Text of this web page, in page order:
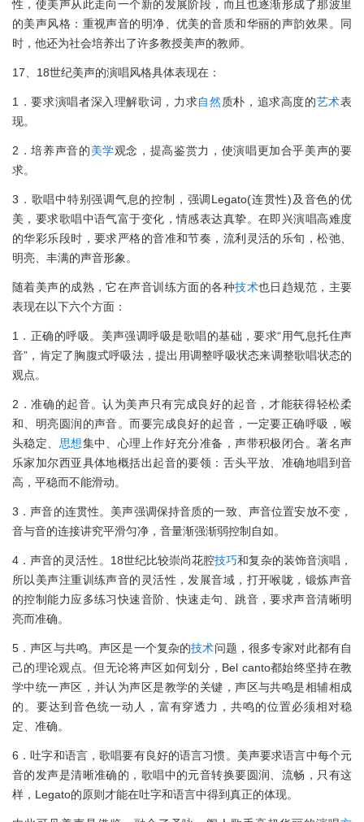
性，使美声从此走向一个新的发展阶段，而且也逐渐形成了那波里
的美声风格：重视声音的明净、优美的音质和华丽的声韵效果。同
时，他还为社会培养出了许多教授美声的教师。
17、18世纪美声的演唱风格具体表现在：
1．要求演唱者深入理解歌词，力求自然 质朴，追求高度的艺术表
现。
2．培养声音的美学观念，提高鉴赏力，使演唱更加合乎美声的要
求。
3．歌唱中特别强调气息的控制，强调Legato(连贯性)及音色的优
美，要求歌唱中语气富于变化，情感表达真挚。在即兴演唱高难度
的华彩乐段时，要求严格的音准和节奏，流利灵活的乐旬，松弛、
明亮、丰满的声音形象。
随着美声的成熟，它在声音训练方面的各种技术也日趋规范，主要
表现在以下六个方面：
1．正确的呼吸。美声强调呼吸是歌唱的基础，要求“用气息托住声
音”，肯定了胸腹式呼吸法，提出用调整呼吸状态来调整歌唱状态的
观点。
2．准确的起音。认为美声只有完成良好的起音，才能获得轻松柔
和、明亮圆润的声音。而要完成良好的起音，一定要正确呼吸，喉
头稳定、 思想集中、心理上作好充分准备，声带积极闭合。著名声
乐家加尔西亚具体地概括出起音的要领：舌头平放、准确地唱到音
高，平稳而不能滑动。
3．声音的连贯性。美声强调保持音质的一致、声音位置安放不变，
音与音的连接讲究平滑匀净，音量渐强渐弱控制自如。
4．声音的灵活性。18世纪比较崇尚花腔技巧和复杂的装饰音演唱，
所以美声注重训练声音的灵活性，发展音域，打开喉咙，锻炼声音
的控制能力应多练习快速音阶、快速走句、跳音，要求声音清晰明
亮而准确。
5．声区与共鸣。声区是一个复杂的技术问题，很多专家对此都有自
己的理论观点。但无论将声区如何划分，Bel canto都始终坚持在教
学中统一声区，并认为声区是教学的关键，声区与共鸣是相辅相成
的。要达到音色统一动人，富有穿透力，共鸣的位置必须相对稳
定、准确。
6．吐字和语言，歌唱要有良好的语言习惯。美声要求语言中每个元
音的发声是清晰准确的，歌唱中的元音转换要圆润、流畅，只有这
样，Legato的原则才能在吐字和语言中得到真正的体现。